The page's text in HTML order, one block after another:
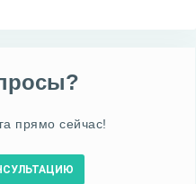
прямо сейчас!